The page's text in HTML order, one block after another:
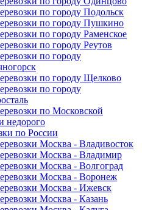
по городу Подольск
по городу Пушкино
по городу Раменское
по городу Реутов
по городу
по городу Щелково
по городу
по Московской
недорого
по России
Москва - Владивосток
Москва - Владимир
Москва - Волгоград
Москва - Воронеж
Москва - Ижевск
Москва - Казань